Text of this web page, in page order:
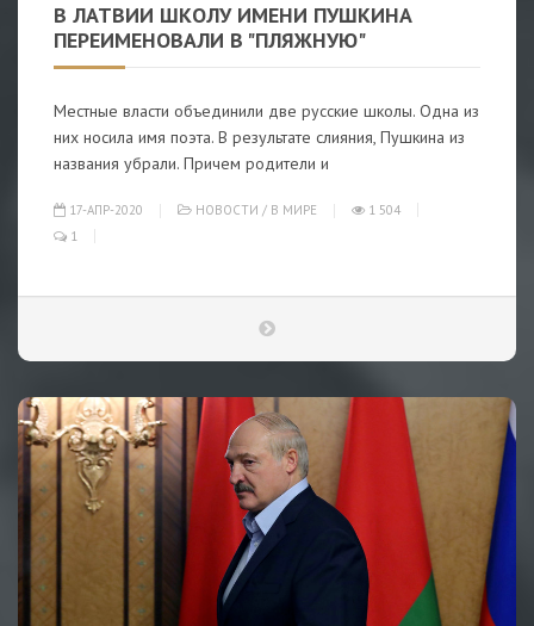
В ЛАТВИИ ШКОЛУ ИМЕНИ ПУШКИНА
ПЕРЕИМЕНОВАЛИ В "ПЛЯЖНУЮ"
Местные власти объединили две русские школы. Одна из
них носила имя поэта. В результате слияния, Пушкина из
названия убрали. Причем родители и
17-АПР-2020 НОВОСТИ / В МИРЕ
1 504
1